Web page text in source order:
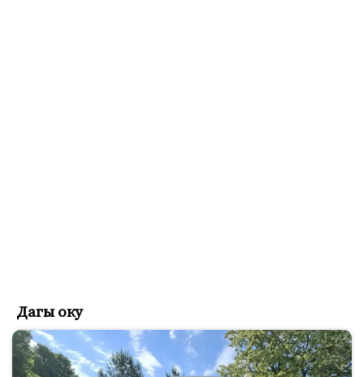
Дагы оку